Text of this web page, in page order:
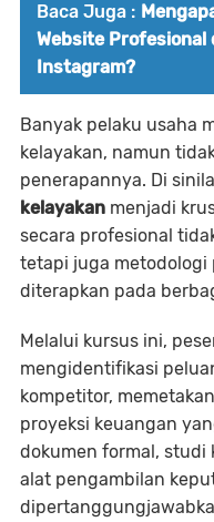
Baca Juga :
Website Profesional
Instagram?
Banyak pelaku usaha
kelayakan, namun
penerapannya. Di
kelayakan menjadi
secara profesional
tetapi juga
diterapkan pada
Melalui kursus ini,
mengidentifikasi
kompetitor,
proyeksi keuangan
dokumen formal, studi
alat pengambilan